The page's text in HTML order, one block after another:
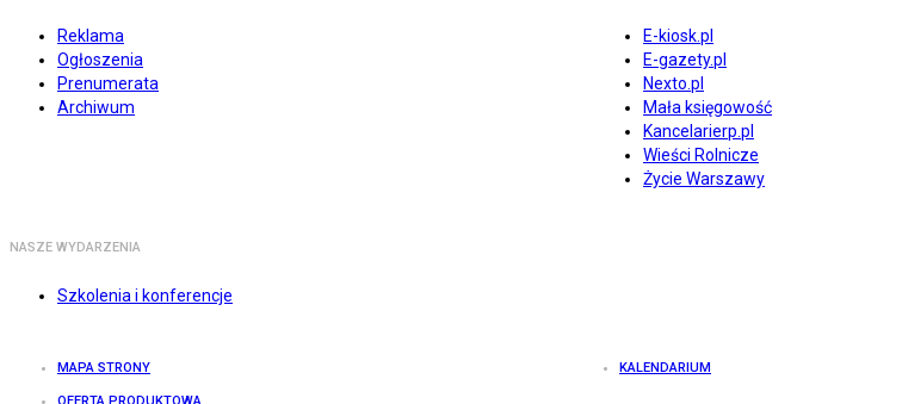
Reklama
Ogłoszenia
Prenumerata
Archiwum
E-kiosk.pl
E-gazety.pl
Nexto.pl
Mała księgowość
Kancelarierp.pl
Wieści Rolnicze
Życie Warszawy
NASZE WYDARZENIA
Szkolenia i konferencje
MAPA STRONY KALENDARIUM